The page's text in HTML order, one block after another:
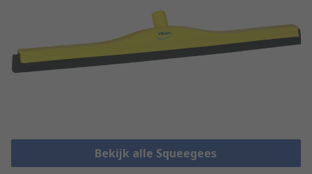
Bekijk alle Squeegees